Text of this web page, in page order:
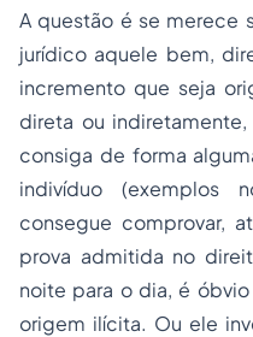
A questão é se merece
jurídico aquele bem,
incremento que seja
direta ou
consiga de forma
indivíduo (exemplos
consegue comprovar,
prova admitida no
noite para o dia, é
origem ilícita. Ou ele